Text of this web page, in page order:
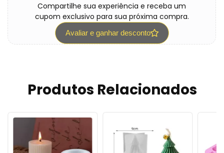
Compartilhe sua experiência e receba um
cupom exclusivo para sua próxima compra.
Avaliar e ganhar desconto
Produtos Relacionados